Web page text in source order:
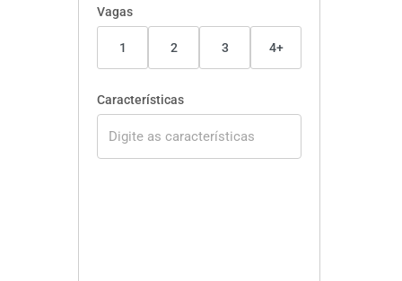
Vagas
1 2 3 4+
Características